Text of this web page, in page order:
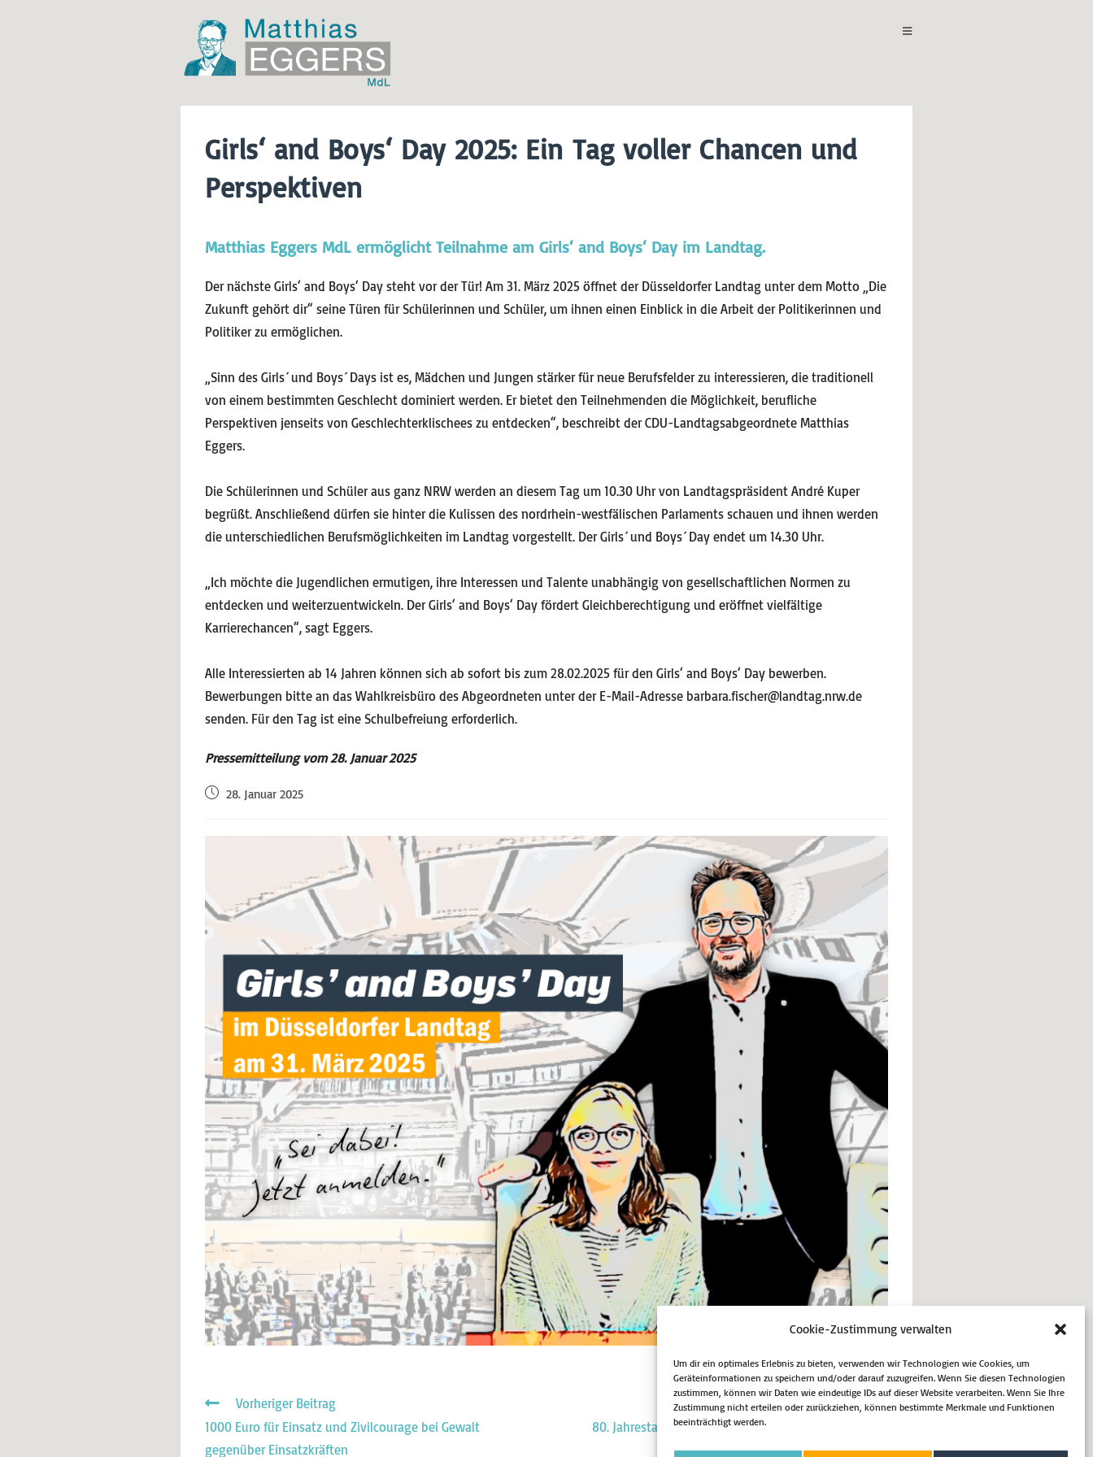
Cookie-Zustimmung verwalten
Um dir ein optimales Erlebnis zu bieten, verwenden wir Technologien wie Cookies, um
Geräteinformationen zu speichern und/oder darauf zuzugreifen. Wenn Sie diesen Technologien
zustimmen, können wir Daten wie eindeutige IDs auf dieser Website verarbeiten. Wenn Sie Ihre
Zustimmung nicht erteilen oder zurückziehen, können bestimmte Merkmale und Funktionen
beeinträchtigt werden.
Girls‘ and Boys‘ Day 2025: Ein Tag voller Chancen und
Perspektiven
Matthias Eggers MdL ermöglicht Teilnahme am Girls‘ and Boys‘ Day im Landtag.
Der nächste Girls‘ and Boys‘ Day steht vor der Tür! Am 31. März 2025 öffnet der Düsseldorfer Landtag unter dem Motto „Die
Zukunft gehört dir“ seine Türen für Schülerinnen und Schüler, um ihnen einen Einblick in die Arbeit der Politikerinnen und
Politiker zu ermöglichen.
„Sinn des Girls´ und Boys´ Days ist es, Mädchen und Jungen stärker für neue Berufsfelder zu interessieren, die traditionell
von einem bestimmten Geschlecht dominiert werden. Er bietet den Teilnehmenden die Möglichkeit, berufliche
Perspektiven jenseits von Geschlechterklischees zu entdecken“, beschreibt der CDU-Landtagsabgeordnete Matthias
Eggers.
Die Schülerinnen und Schüler aus ganz NRW werden an diesem Tag um 10.30 Uhr von Landtagspräsident André Kuper
begrüßt. Anschließend dürfen sie hinter die Kulissen des nordrhein-westfälischen Parlaments schauen und ihnen werden
die unterschiedlichen Berufsmöglichkeiten im Landtag vorgestellt. Der Girls´ und Boys´ Day endet um 14.30 Uhr.
„Ich möchte die Jugendlichen ermutigen, ihre Interessen und Talente unabhängig von gesellschaftlichen Normen zu
entdecken und weiterzuentwickeln. Der Girls‘ and Boys‘ Day fördert Gleichberechtigung und eröffnet vielfältige
Karrierechancen“, sagt Eggers.
Alle Interessierten ab 14 Jahren können sich ab sofort bis zum 28.02.2025 für den Girls‘ and Boys‘ Day bewerben.
Bewerbungen bitte an das Wahlkreisbüro des Abgeordneten unter der E-Mail-Adresse barbara.fischer@landtag.nrw.de
senden. Für den Tag ist eine Schulbefreiung erforderlich.
Pressemitteilung vom 28. Januar 2025
28. Januar 2025
Vorheriger Beitrag
1000 Euro für Einsatz und Zivilcourage bei Gewalt
gegenüber Einsatzkräften
Nächster Beitrag
80. Jahrestag der Befreiung des Konzentrationslagers
Auschwitz